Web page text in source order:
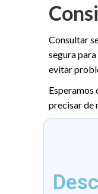
Consultar
segura
evitar
Esperamos
precisar de